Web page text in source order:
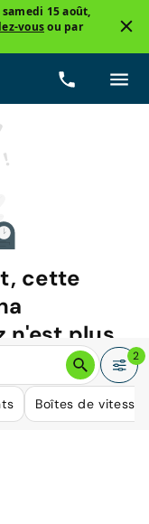
15 août,
vousou par
cette
n'est plus
répondre
2
Boîtes de vitesse